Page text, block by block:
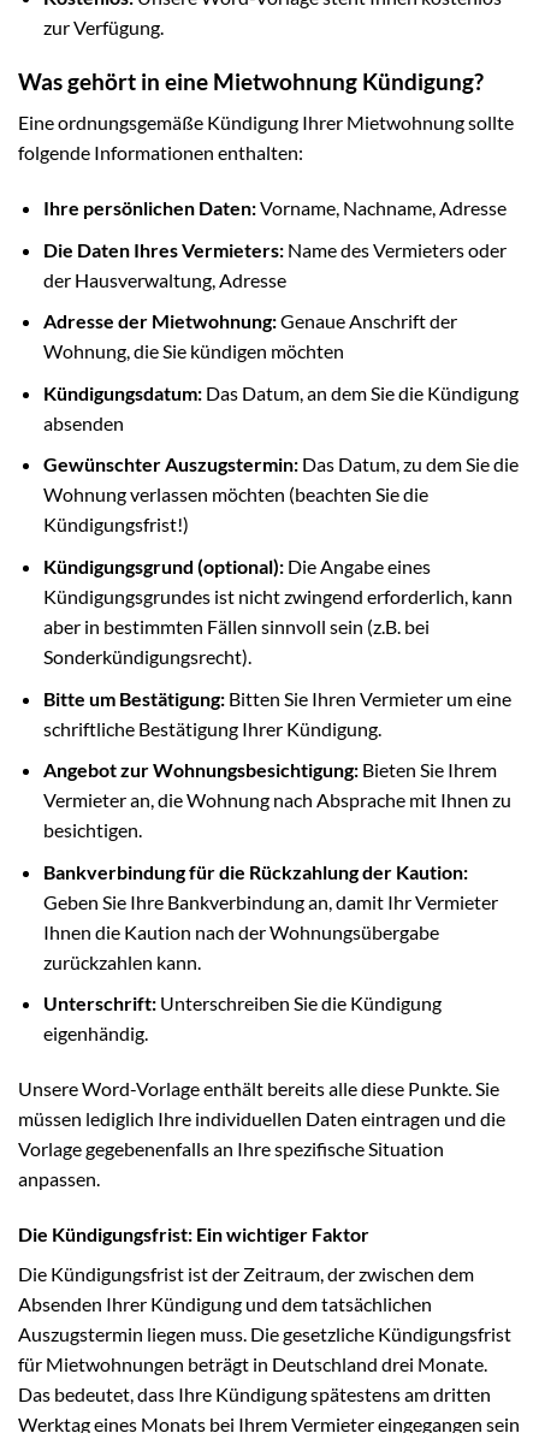
zur Verfügung.
Was gehört in eine Mietwohnung Kündigung?
Eine ordnungsgemäße Kündigung Ihrer Mietwohnung sollte
folgende Informationen enthalten:
Ihre persönlichen Daten:Vorname, Nachname, Adresse
Die Daten Ihres Vermieters:Name des Vermieters oder
der Hausverwaltung, Adresse
Adresse der Mietwohnung:Genaue Anschrift der
Wohnung, die Sie kündigen möchten
Kündigungsdatum:Das Datum, an dem Sie die Kündigung
absenden
Gewünschter Auszugstermin:Das Datum, zu dem Sie die
Wohnung verlassen möchten (beachten Sie die
Kündigungsfrist!)
Kündigungsgrund (optional):Die Angabe eines
Kündigungsgrundes ist nicht zwingend erforderlich, kann
aber in bestimmten Fällen sinnvoll sein (z.B. bei
Sonderkündigungsrecht).
Bitte um Bestätigung:Bitten Sie Ihren Vermieter um eine
schriftliche Bestätigung Ihrer Kündigung.
Angebot zur Wohnungsbesichtigung:Bieten Sie Ihrem
Vermieter an, die Wohnung nach Absprache mit Ihnen zu
besichtigen.
Bankverbindung für die Rückzahlung der Kaution:
Geben Sie Ihre Bankverbindung an, damit Ihr Vermieter
Ihnen die Kaution nach der Wohnungsübergabe
zurückzahlen kann.
Unterschrift:Unterschreiben Sie die Kündigung
eigenhändig.
Unsere Word-Vorlage enthält bereits alle diese Punkte. Sie
müssen lediglich Ihre individuellen Daten eintragen und die
Vorlage gegebenenfalls an Ihre spezifische Situation
anpassen.
Die Kündigungsfrist: Ein wichtiger Faktor
Die Kündigungsfrist ist der Zeitraum, der zwischen dem
Absenden Ihrer Kündigung und dem tatsächlichen
Auszugstermin liegen muss. Die gesetzliche Kündigungsfrist
für Mietwohnungen beträgt in Deutschland drei Monate.
Das bedeutet, dass Ihre Kündigung spätestens am dritten
Werktag eines Monats bei Ihrem Vermieter eingegangen sein